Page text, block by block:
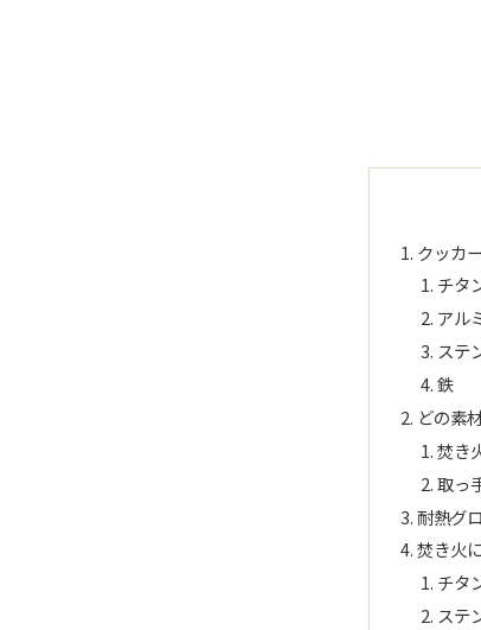
クッカ
チタ
アル
ステ
鉄
どの素
焚き
取っ
耐熱グ
焚き火
チタ
ステ